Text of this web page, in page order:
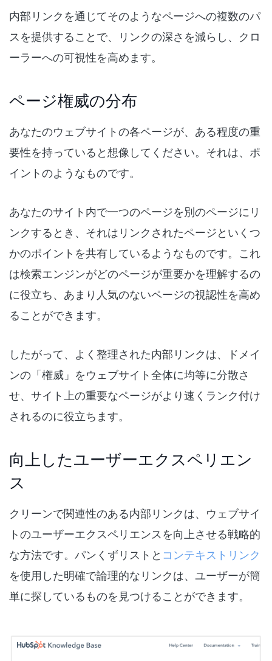
内部リンクを通じてそのようなページへの複数のパ
スを提供することで、リンクの深さを減らし、クロ
ーラーへの可視性を高めます。
ページ権威の分布
あなたのウェブサイトの各ページが、ある程度の重
要性を持っていると想像してください。それは、ポ
イントのようなものです。
あなたのサイト内で一つのページを別のページにリ
ンクするとき、それはリンクされたページといくつ
かのポイントを共有しているようなものです。これ
は検索エンジンがどのページが重要かを理解するの
に役立ち、あまり人気のないページの視認性を高め
ることができます。
したがって、よく整理された内部リンクは、ドメイ
ンの「権威」をウェブサイト全体に均等に分散さ
せ、サイト上の重要なページがより速くランク付け
されるのに役立ちます。
向上したユーザーエクスペリエン
ス
クリーンで関連性のある内部リンクは、ウェブサイ
トのユーザーエクスペリエンスを向上させる戦略的
な方法です。パンくずリストと コンテキストリンク
を使用した明確で論理的なリンクは、ユーザーが簡
単に探しているものを見つけることができます。